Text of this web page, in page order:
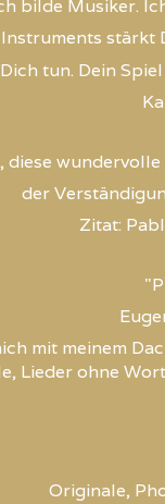
bilde Musiker.
stärkt
tun. Dein
diese
der
Zitat:
mit meinem
Lieder ohne
Originale,